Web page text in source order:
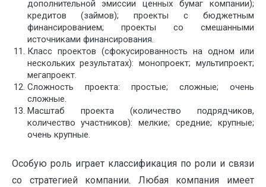
дополнительной эмиссии ценных бумаг компании);
кредитов (займов); проекты с бюджетным
финансированием; проекты со смешанными
источниками финансирования.
Класс проектов (сфокусированность на одном или
нескольких результатах): монопроект; мультипроект;
мегапроект.
Сложность проекта: простые; сложные; очень
сложные.
Масштаб проекта (количество подрядчиков,
количество участников): мелкие; средние; крупные;
очень крупные.
Особую роль играет классификация по роли и связи
со стратегией компании. Любая компания имеет